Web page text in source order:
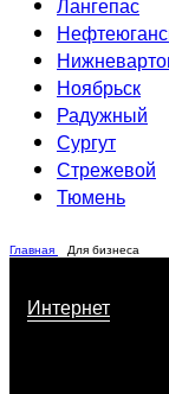
Ноябрьск
Радужный
Сургут
Стрежевой
Тюмень
Главная Для бизнеса
Интернет